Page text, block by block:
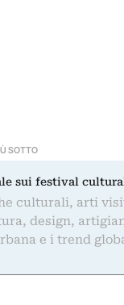
SOTTO
sui festival
culturali, arti
design,
e i trend